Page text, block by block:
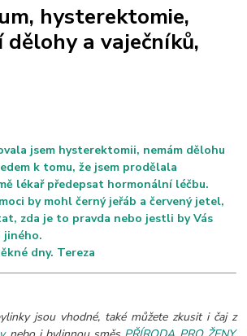
hysterektomie,
a vaječníků,
jsem hysterektomii, nemám dělohu
k tomu, že jsem prodělala
lékař předepsat hormonální léčbu.
by mohl černý jeřáb a červený jetel,
zda je to pravda nebo jestli by Vás
jiného.
dny. Tereza
jsou vhodné, také můžete zkusit i čaj z